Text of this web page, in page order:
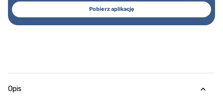
Pobierz aplikację
Opis